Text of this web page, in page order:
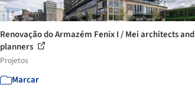
Renovação do Armazém Fenix I / Mei architects and
planners
Projetos
Marcar